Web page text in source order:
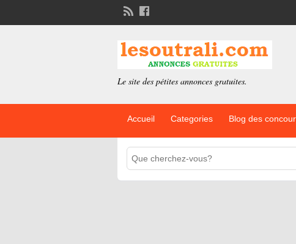
Le site des pétites annonces gratuites.
Accueil Categories Blog des